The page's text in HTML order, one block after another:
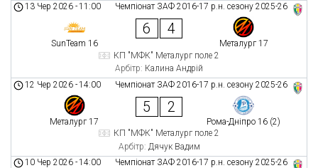
Чемпіонат ЗАФ 2016-17 р.н. сезону 2025-26
13 Чер 2026 -11:00
SunTeam 16
6 4
Металург 17
КП "МФК" Металург поле 2
Арбітр: Калина Андрій
Чемпіонат ЗАФ 2016-17 р.н. сезону 2025-26
12 Чер 2026 -14:00
Металург 17
5 2
Рома-Дніпро 16 (2)
КП "МФК" Металург поле 2
Арбітр: Дячук Вадим
Чемпіонат ЗАФ 2016-17 р.н. сезону 2025-26
10 Чер 2026 -14:00